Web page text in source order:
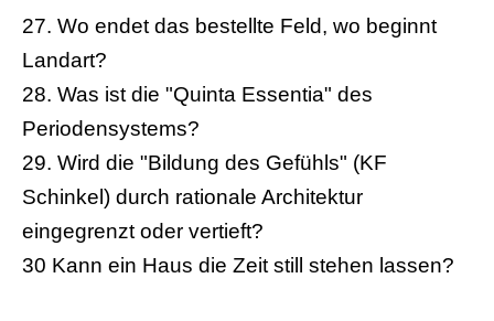
27. Wo endet das bestellte Feld, wo beginnt
Landart?
28. Was ist die "Quinta Essentia" des
Periodensystems?
29. Wird die "Bildung des Gefühls" (KF
Schinkel) durch rationale Architektur
eingegrenzt oder vertieft?
30 Kann ein Haus die Zeit still stehen lassen?